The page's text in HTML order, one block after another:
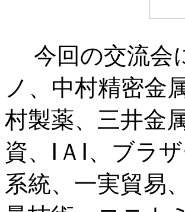
今回の交流会
ノ、中村精密金
村製薬、三井金
資、ⅠＡⅠ、ブラ
系統、一実貿易